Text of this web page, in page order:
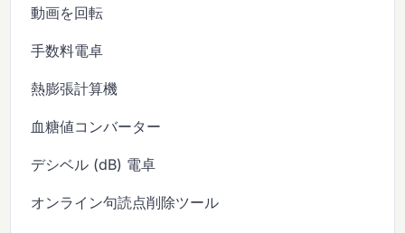
動画を回転
手数料電卓
熱膨張計算機
血糖値コンバーター
デシベル (dB) 電卓
オンライン句読点削除ツール